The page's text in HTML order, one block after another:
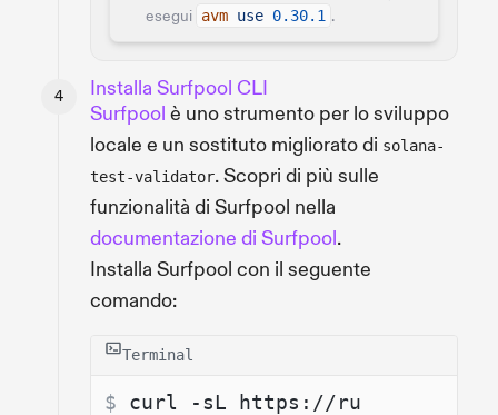
esegui avm use 0.30.1 .
Installa Surfpool CLI
Surfpool è uno strumento per lo sviluppo
locale e un sostituto migliorato di solana-
test-validator. Scopri di più sulle
funzionalità di Surfpool nella
documentazione di Surfpool.
Installa Surfpool con il seguente
comando:
Terminal
$ curl -sL https://ru